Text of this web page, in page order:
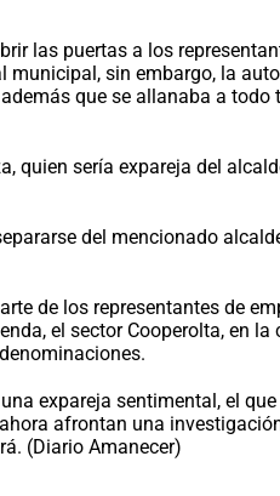
las puertas a los
sin embargo, la
que se allanaba a todo
quien sería expareja del
del mencionado
de los representantes de
el sector Cooperolta, en la
expareja sentimental, el
afrontan una
(Diario Amanecer)